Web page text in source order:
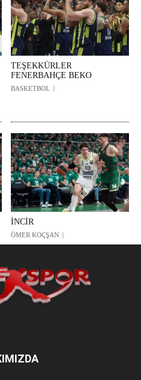
TEŞEKKÜRLER
FENERBAHÇE BEKO
BASKETBOL
İNCİR
ÖMER KOÇŞAN